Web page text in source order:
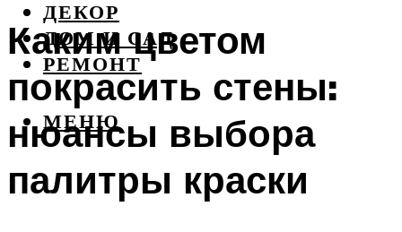
ДЕКОР
ДОМ И САД
РЕМОНТ
МЕНЮ
Каким цветом
покрасить стены:
нюансы выбора
палитры краски